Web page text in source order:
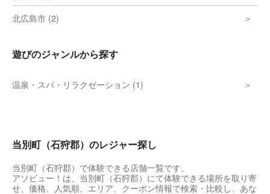
北広島市 (2)
遊びのジャンルから探す
温泉・スパ・リラクゼーション (1)
当別町（石狩郡）のレジャー探し
当別町（石狩郡）で体験できる店舗一覧です。
アソビュー！は、当別町（石狩郡）にて体験できる場所を取り寄
せ、価格、人気順、エリア、クーポン情報で検索・比較し、あな